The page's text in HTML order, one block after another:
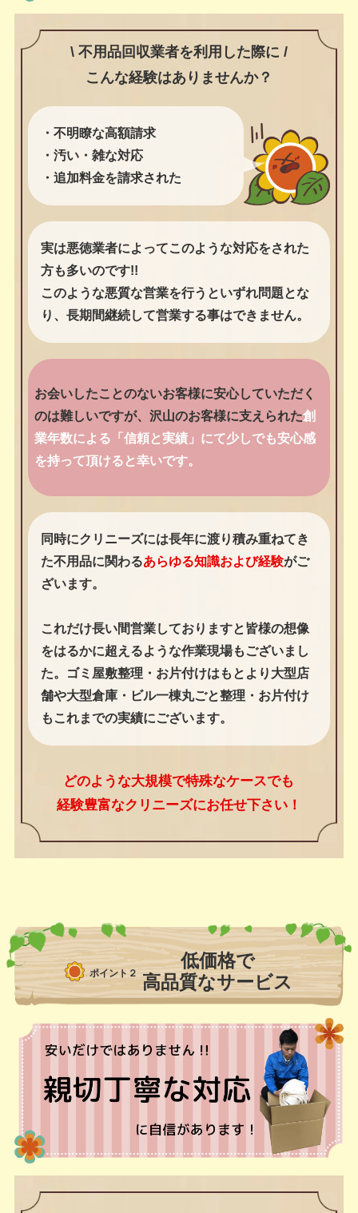
\ 不用品回収業者を利用した際に /
こんな経験はありませんか？
・不明瞭な高額請求
・汚い・雑な対応
・追加料金を請求された
実は悪徳業者によってこのような対応をされた
方も多いのです!!
このような悪質な営業を行うといずれ問題とな
り、長期間継続して営業する事はできません。
お会いしたことのないお客様に安心していただく
のは難しいですが、沢山のお客様に支えられた創
業年数による「信頼と実績」にて少しでも安心感
を持って頂けると幸いです。
同時にクリニーズには長年に渡り積み重ねてき
た不用品に関わるあらゆる知識および経験がご
ざいます。
これだけ長い間営業しておりますと皆様の想像
をはるかに超えるような作業現場もございまし
た。ゴミ屋敷整理・お片付けはもとより大型店
舗や大型倉庫・ビル一棟丸ごと整理・お片付け
もこれまでの実績にございます。
どのような大規模で特殊なケースでも
経験豊富なクリニーズにお任せ下さい！
ポイント２
低価格で
高品質なサービス